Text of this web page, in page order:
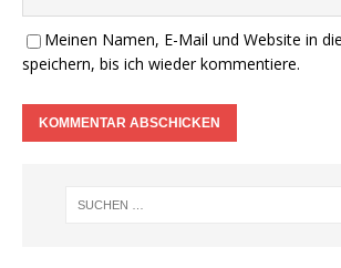
Meinen Namen, E-Mail und Website in
speichern, bis ich wieder kommentiere.